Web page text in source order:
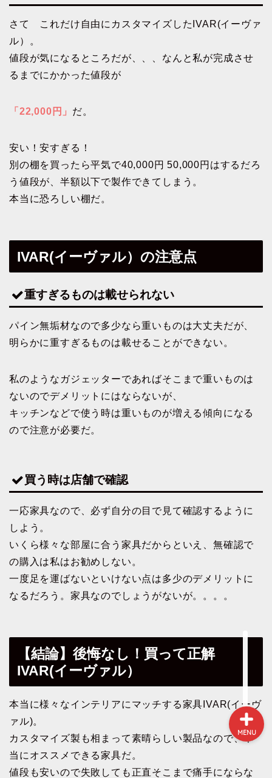
さて これだけ自由にカスタマイズしたIVAR(イーヴァ
ル）。
値段が気になるところだが、、、なんと私が完成させ
るまでにかかった値段が
「22,000円」 だ。
安い！安すぎる！
別の棚を買ったら平気で40,000円 50,000円はするだろ
う値段が、半額以下で製作できてしまう。
本当に恐ろしい棚だ。
IVAR(イーヴァル）の注意点
重すぎるものは載せられない
パイン無垢材なので多少なら重いものは大丈夫だが、
明らかに重すぎるものは載せることができない。
私のようなガジェッターであればそこまで重いものは
ないのでデメリットにはならないが、
キッチンなどで使う時は重いものが増える傾向になる
ので注意が必要だ。
買う時は店舗で確認
一応家具なので、必ず自分の目で見て確認するように
しよう。
いくら様々な部屋に合う家具だからといえ、無確認で
の購入は私はお勧めしない。
一度足を運ばないといけない点は多少のデメリットに
なるだろう。家具なのでしょうがないが。。。。
【結論】後悔なし！買って正解
IVAR(イーヴァル）
本当に様々なインテリアにマッチする家具IVAR(イーヴ
ァル)。
カスタマイズ製も相まって素晴らしい製品なので、本
当にオススメできる家具だ。
値段も安いので失敗しても正直そこまで痛手にならな
MENU
NEWS
ガジェット&小物
環境（インテリア）